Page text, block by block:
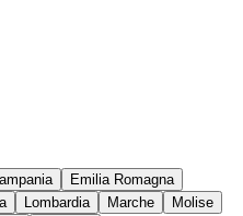
Emilia Romagna
Lombardia Marche
Molise